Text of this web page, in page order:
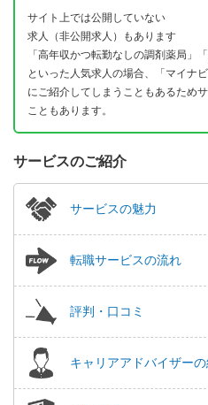
サイト上では公開していない
求人（非公開求人）もあります
「高年収かつ転勤なしの調剤薬局」
といった人気求人の場合、「マイナ
にご紹介してしまうこともあるため
こともあります。
サービスのご紹介
サービスの魅力
転職サービスの流れ
評判・口コミ
キャリアアドバイザー